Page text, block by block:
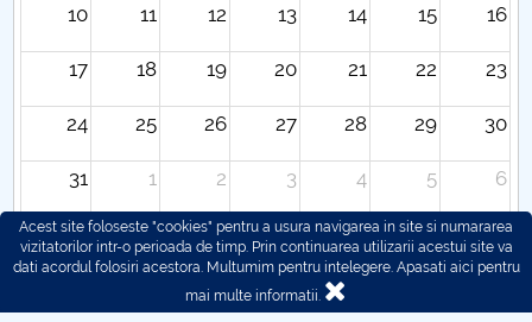
10 11 12 13 14 15 16
17 18 19 20 21 22 23
24 25 26 27 28 29 30
31 1 2 3 4 5 6
Acest site foloseste "cookies" pentru a usura navigarea in site si numararea
vizitatorilor intr-o perioada de timp. Prin continuarea utilizarii acestui site va
dati acordul folosiri acestora. Multumim pentru intelegere. Apasati aici pentru
mai multe informatii.